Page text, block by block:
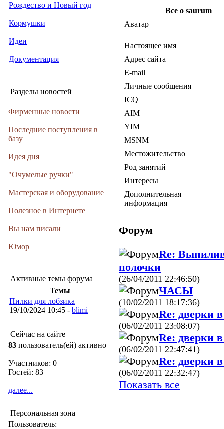
Рождество и Новый год
Кормушки
Идеи
Документация
Разделы новостей
Фирменные новости
Последние поступления в
базу
Идея дня
"Очумелые ручки"
Мастерская и оборудование
Полезное в Интернете
Вы нам писали
Юмор
Активные темы форума
Темы
Пилки для лобзика
19/10/2024 10:45 - blimi
Сейчас на сайте
83 пользователь(ей) активно
Участников: 0
Гостей: 83
далее...
Персональная зона
Пользователь:
Все о saurum
Аватар
Настоящее имя
Адрес сайта
E-mail
Личные сообщения
ICQ
AIM
YIM
MSNM
Местожительство
Род занятий
Интересы
Дополнительная
информация
Форум
Re:
полочки
(26/04/2011 22:46:50)
ЧАСЫ
(10/02/2011 18:17:36)
Re: дверки
(06/02/2011 23:08:07)
Re: дверки
(06/02/2011 22:47:41)
Re: дверки
(06/02/2011 22:32:47)
Показать все